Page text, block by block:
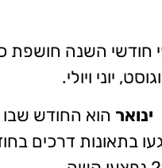
חודשי השנה חושפת
יוני ויולי.
ינואר הוא החודש
בתאונות דרכים